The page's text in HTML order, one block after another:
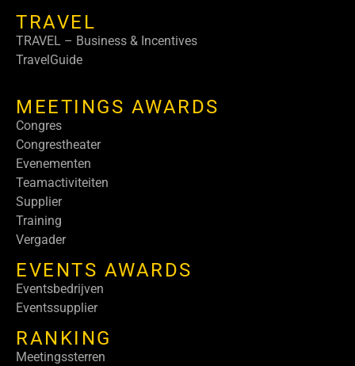
TRAVEL
TRAVEL – Business & Incentives
TravelGuide
MEETINGS AWARDS
Congres
Congrestheater
Evenementen
Teamactiviteiten
Supplier
Training
Vergader
EVENTS AWARDS
Eventsbedrijven
Eventssupplier
RANKING
Meetingssterren